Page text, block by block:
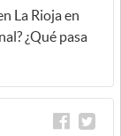
La Rioja en
¿Qué pasa